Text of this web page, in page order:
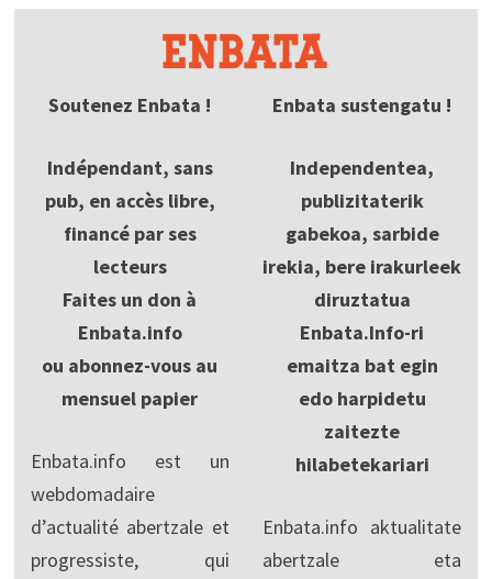
Soutenez Enbata !
Indépendant, sans
pub, en accès libre,
financé par ses
lecteurs
Faites un don à
Enbata.info
ou abonnez-vous au
mensuel papier
Enbata.info est un
webdomadaire
d’actualité abertzale et
progressiste, qui
Enbata sustengatu !
Independentea,
publizitaterik
gabekoa, sarbide
irekia, bere irakurleek
diruztatua
Enbata.Info-ri
emaitza bat egin
edo harpidetu
zaitezte
hilabetekariari
Enbata.info aktualitate
abertzale eta